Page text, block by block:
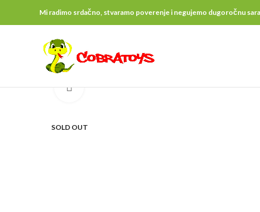
Mi radimo srdačno, stvaramo poverenje i negujemo dugoročnu
SOLD OUT
Click to enlarge